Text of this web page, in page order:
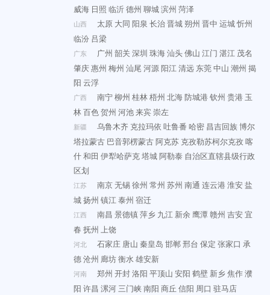
威海 日照 临沂德州 聊城滨州 菏泽
山西 太原 大同 阳泉 长治晋城朔州 晋中 运城忻州
临汾 吕梁
广东 广州 韶关 深圳 珠海汕头佛山 江门 湛江 茂名
肇庆惠州 梅州 汕尾 河源阳江清远 东莞中山 潮州 揭
阳 云浮
广西 南宁柳州 桂林梧州 北海防城港钦州 贵港 玉
林百色贺州 河池来宾崇左
新疆 乌鲁木齐 克拉玛依 吐鲁番 哈密 昌吉回族博尔
塔拉蒙古 巴音郭楞蒙古阿克苏 克孜勒苏柯尔克孜喀
什和田 伊犁哈萨克塔城阿勒泰 自治区直辖县级行政
区划
江苏 南京无锡徐州 常州 苏州 南通 连云港淮安盐
城扬州 镇江泰州 宿迁
江西 南昌 景德镇萍乡 九江 新余鹰潭赣州 吉安宜
春 抚州 上饶
河北 石家庄 唐山 秦皇岛 邯郸邢台 保定 张家口 承
德沧州 廊坊衡水雄安新
河南 郑州 开封洛阳 平顶山 安阳 鹤壁 新乡焦作濮
阳 许昌 漯河三门峡南阳 商丘 信阳 周口 驻马店